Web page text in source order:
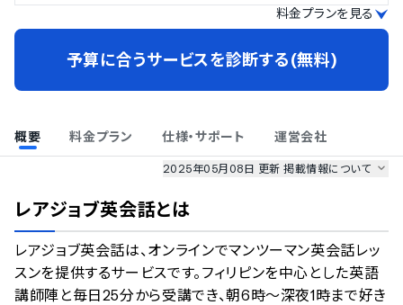
料金プランを見る
予算に合うサービスを診断する(無料)
概要 料金プラン 仕様・サポート 運営会社
2025年05月08日 更新掲載情報について
のサービス情報は、
のサービスデータを参照しています。
情報更新者：人事DX最強ナビ 編集部 情報取得元 掲載修正依頼
レアジョブ英会話とは
レアジョブ英会話は、オンラインでマンツーマン英会話レッ
スンを提供するサービスです。フィリピンを中心とした英語
講師陣と毎日25分から受講でき、朝6時～深夜1時まで好き